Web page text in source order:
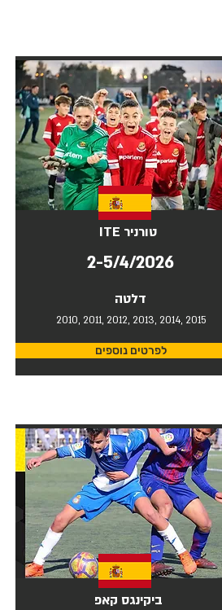
ITE טורניר
2-5/4/2026
דלטה
2010, 2011, 2012, 2013, 2014, 2015
לפרטים נוספים
ביקינגס קאפ